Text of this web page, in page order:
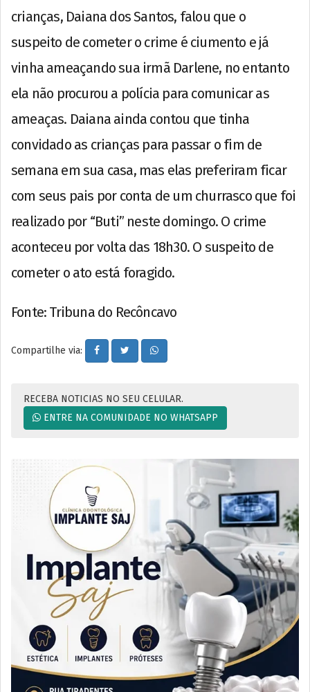
crianças, Daiana dos Santos, falou que o
suspeito de cometer o crime é ciumento e já
vinha ameaçando sua irmã Darlene, no entanto
ela não procurou a polícia para comunicar as
ameaças. Daiana ainda contou que tinha
convidado as crianças para passar o fim de
semana em sua casa, mas elas preferiram ficar
com seus pais por conta de um churrasco que foi
realizado por “Buti” neste domingo. O crime
aconteceu por volta das 18h30. O suspeito de
cometer o ato está foragido.
Fonte: Tribuna do Recôncavo
Compartilhe via:
RECEBA NOTICIAS NO SEU CELULAR.
ENTRE NA COMUNIDADE NO WHATSAPP